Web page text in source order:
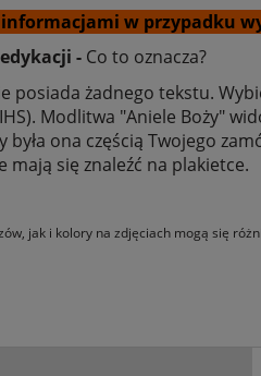
- szczęśliwa - s. Anna
AP
w przypadku
- Co to oznacza?
posiada żadnego tekstu.
Modlitwa "Aniele Boży"
była ona częścią Twojego
mają się znaleźć na plakietce.
jak i kolory na zdjęciach mogą się